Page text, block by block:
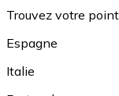
Trouvez votre
Espagne
Italie